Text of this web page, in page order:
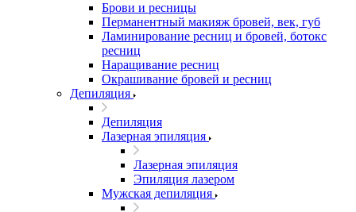
Брови и ресницы
Перманентный макияж бровей, век, губ
Ламинирование ресниц и бровей, бoтoкс
ресниц
Наращивание ресниц
Окрашивание бровей и ресниц
Депиляция
Депиляция
Лазерная эпиляция
Лазерная эпиляция
Эпиляция лазером
Мужская депиляция